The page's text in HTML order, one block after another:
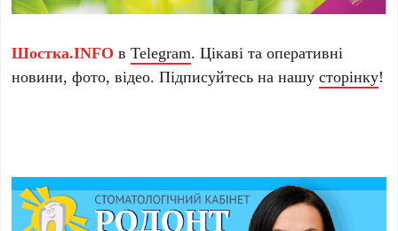
Шостка.INFO вTelegram. Цікаві та оперативні
новини, фото, відео. Підписуйтесь на нашусторінку!